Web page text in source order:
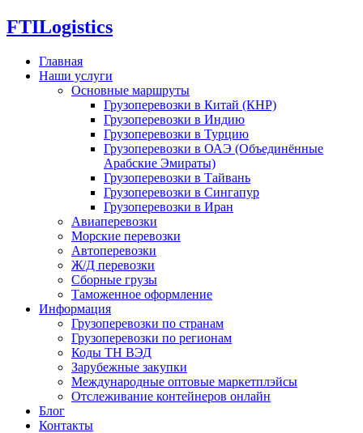
FTILogistics
Главная
Наши услуги
Основные маршруты
Грузоперевозки в Китай (КНР)
Грузоперевозки в Индию
Грузоперевозки в Турцию
Грузоперевозки в ОАЭ (Объединённые
Арабские Эмираты)
Грузоперевозки в Тайвань
Грузоперевозки в Сингапур
Грузоперевозки в Иран
Авиаперевозки
Морские перевозки
Автоперевозки
Ж/Д перевозки
Сборные грузы
Таможенное оформление
Информация
Грузоперевозки по странам
Грузоперевозки по регионам
Коды ТН ВЭД
Зарубежные закупки
Международные оптовые маркетплэйсы
Отслеживание контейнеров онлайн
Блог
Контакты